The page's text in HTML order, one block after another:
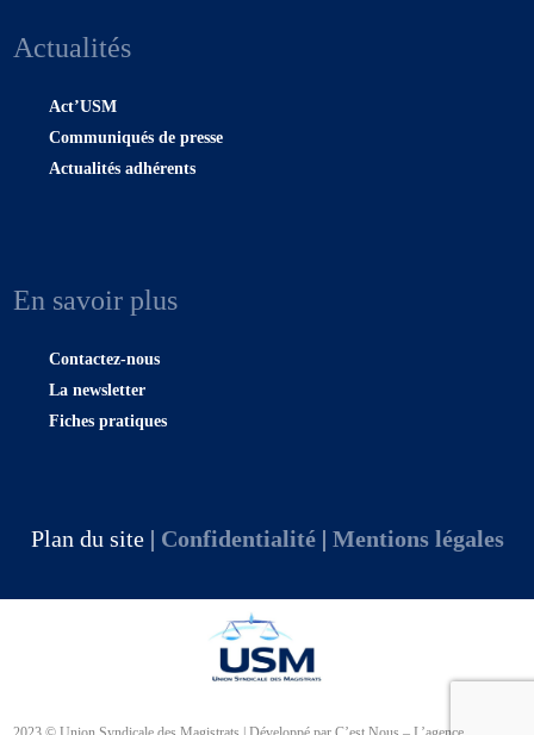
Actualités
Act’USM
Communiqués de presse
Actualités adhérents
En savoir plus
Contactez-nous
La newsletter
Fiches pratiques
Plan du site | Confidentialité| Mentions légales